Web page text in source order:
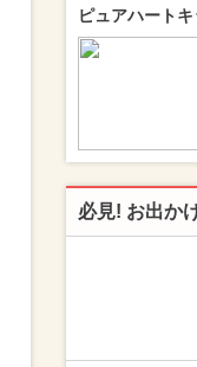
ピュアハート
必見! お出か